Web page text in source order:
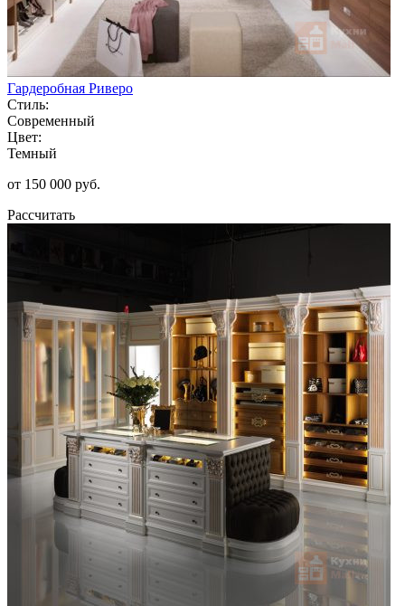
Гардеробная Риверо
Стиль:
Современный
Цвет:
Темный
от 150 000 руб.
Рассчитать